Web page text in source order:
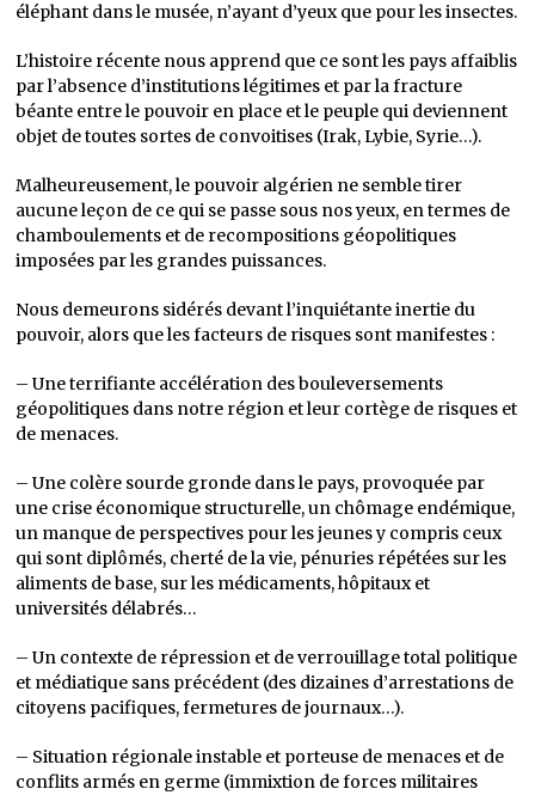
éléphant dans le musée, n’ayant d’yeux que pour les insectes.
L’histoire récente nous apprend que ce sont les pays affaiblis
par l’absence d’institutions légitimes et par la fracture
béante entre le pouvoir en place et le peuple qui deviennent
objet de toutes sortes de convoitises (Irak, Lybie, Syrie…).
Malheureusement, le pouvoir algérien ne semble tirer
aucune leçon de ce qui se passe sous nos yeux, en termes de
chamboulements et de recompositions géopolitiques
imposées par les grandes puissances.
Nous demeurons sidérés devant l’inquiétante inertie du
pouvoir, alors que les facteurs de risques sont manifestes :
– Une terrifiante accélération des bouleversements
géopolitiques dans notre région et leur cortège de risques et
de menaces.
– Une colère sourde gronde dans le pays, provoquée par
une crise économique structurelle, un chômage endémique,
un manque de perspectives pour les jeunes y compris ceux
qui sont diplômés, cherté de la vie, pénuries répétées sur les
aliments de base, sur les médicaments, hôpitaux et
universités délabrés…
– Un contexte de répression et de verrouillage total politique
et médiatique sans précédent (des dizaines d’arrestations de
citoyens pacifiques, fermetures de journaux…).
– Situation régionale instable et porteuse de menaces et de
conflits armés en germe (immixtion de forces militaires